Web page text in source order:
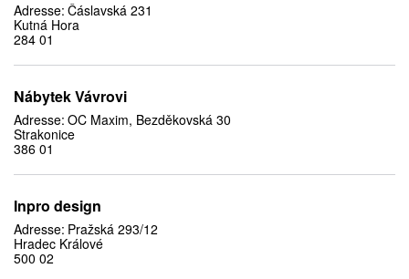
Adresse: Čáslavská 231
Kutná Hora
284 01
Nábytek Vávrovi
Adresse: OC Maxim, Bezděkovská 30
Strakonice
386 01
Inpro design
Adresse: Pražská 293/12
Hradec Králové
500 02